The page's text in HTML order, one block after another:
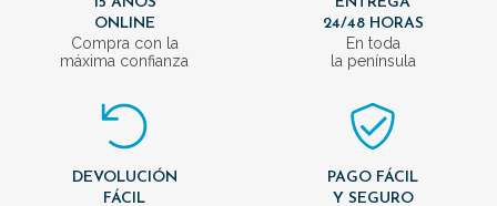
ONLINE
Compra con la
máxima confianza
24/48 HORAS
En toda
la península
DEVOLUCIÓN
FÁCIL
PAGO FÁCIL
Y SEGURO